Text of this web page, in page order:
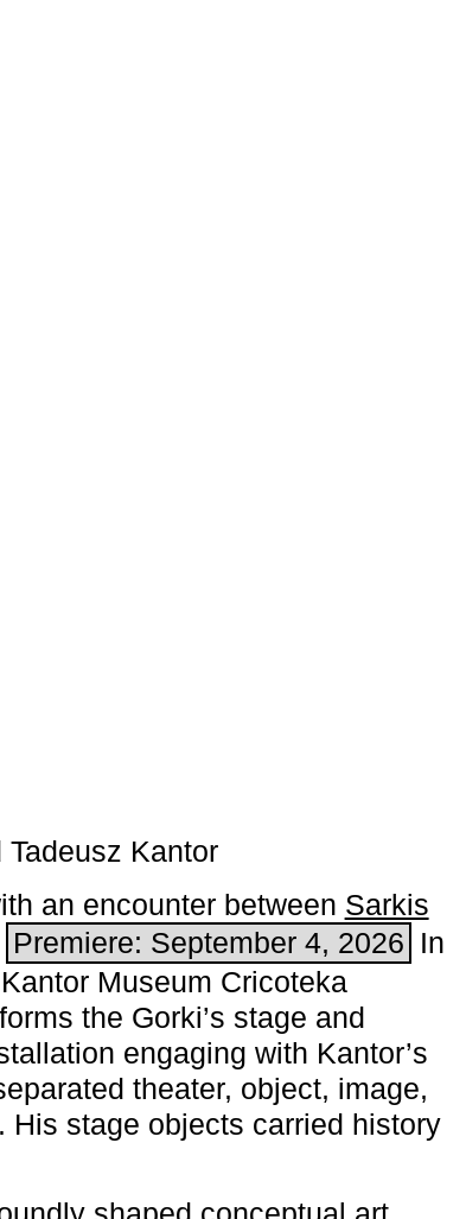
Kantor
an encounter between Sarkis
Premiere: September 4, 2026 In
Museum Cricoteka
the Gorki’s stage and
engaging with Kantor’s
theater, object, image,
His stage objects carried history